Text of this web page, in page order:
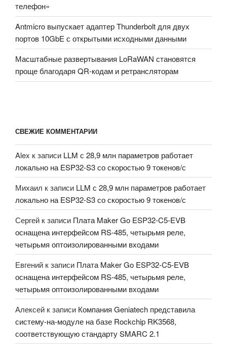
телефон»
Antmicro выпускает адаптер Thunderbolt для двух
портов 10GbE с открытыми исходными данными
Масштабные развертывания LoRaWAN становятся
проще благодаря QR-кодам и ретрансляторам
СВЕЖИЕ КОММЕНТАРИИ
Alex к записи LLM с 28,9 млн параметров работает
локально на ESP32-S3 со скоростью 9 токенов/с
Михаил к записи LLM с 28,9 млн параметров работает
локально на ESP32-S3 со скоростью 9 токенов/с
Сергей к записи Плата Maker Go ESP32-C5-EVB
оснащена интерфейсом RS-485, четырьмя реле,
четырьмя оптоизолированными входами
Евгений к записи Плата Maker Go ESP32-C5-EVB
оснащена интерфейсом RS-485, четырьмя реле,
четырьмя оптоизолированными входами
Алексей к записи Компания Geniatech представила
систему-на-модуле на базе Rockchip RK3568,
соответствующую стандарту SMARC 2.1